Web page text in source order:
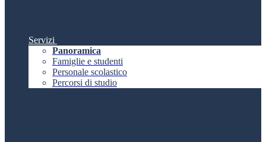
Servizi
Panoramica
Famiglie e studenti
Personale scolastico
Percorsi di studio